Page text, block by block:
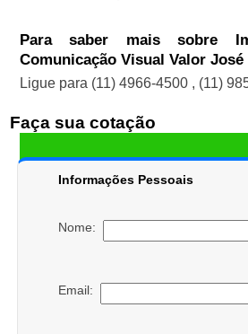
Para saber mais sobre
Comunicação Visual Valor
Ligue para (11) 4966-4500 , (11)
Faça sua cotação
Informações Pessoais
Nome:
Email: